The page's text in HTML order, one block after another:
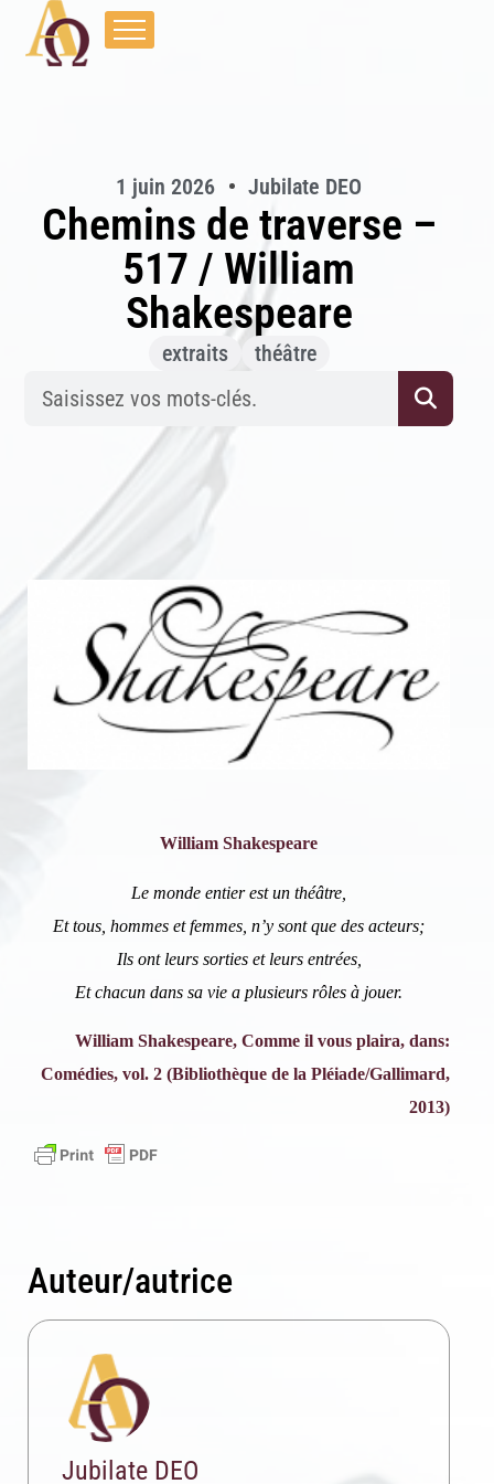
1 juin 2026 Jubilate DEO
Chemins de traverse –
517 / William
Shakespeare
extraits théâtre
William Shakespeare
Le monde entier est un théâtre,
Et tous, hommes et femmes, n’y sont que des acteurs;
Ils ont leurs sorties et leurs entrées,
Et chacun dans sa vie a plusieurs rôles à jouer.
William Shakespeare, Comme il vous plaira, dans:
Comédies, vol. 2 (Bibliothèque de la Pléiade/Gallimard,
2013)
Auteur/autrice
Jubilate DEO